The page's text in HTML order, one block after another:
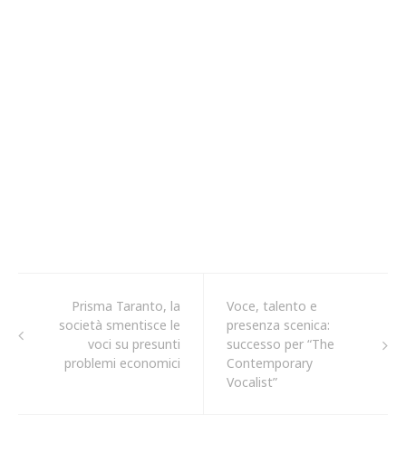
Prisma Taranto, la
società smentisce le
voci su presunti
problemi economici
Voce, talento e
presenza scenica:
successo per “The
Contemporary
Vocalist”